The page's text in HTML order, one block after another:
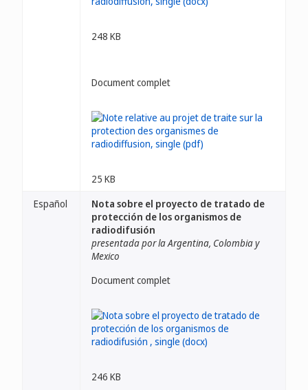
248 KB
Document complet
25 KB
Español
Nota sobre el proyecto de tratado de
protección de los organismos de
radiodifusión
presentada por la Argentina, Colombia y
Mexico
Document complet
246 KB